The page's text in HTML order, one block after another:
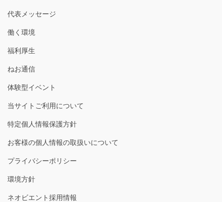
代表メッセージ
働く環境
福利厚生
ねお通信
体験型イベント
当サイトご利用について
特定個人情報保護方針
お客様の個人情報の取扱いについて
プライバシーポリシー
環境方針
ネオビエント採用情報